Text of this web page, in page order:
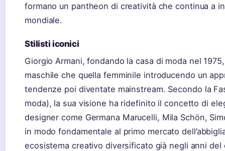
formano un pantheon di creatività che continua a
mondiale.
Stilisti iconici
Giorgio Armani, fondando la casa di moda nel
maschile che quella femminile introducendo un
tendenze poi diventate mainstream. Secondo la
moda), la sua visione ha ridefinito il concetto di
designer come Germana Marucelli, Mila Schön,
in modo fondamentale al primo mercato
ecosistema creativo diversificato già negli anni del